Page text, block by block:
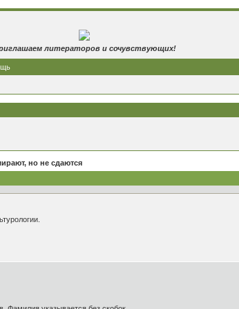
литераторов и сочувствующих!
но не сдаются